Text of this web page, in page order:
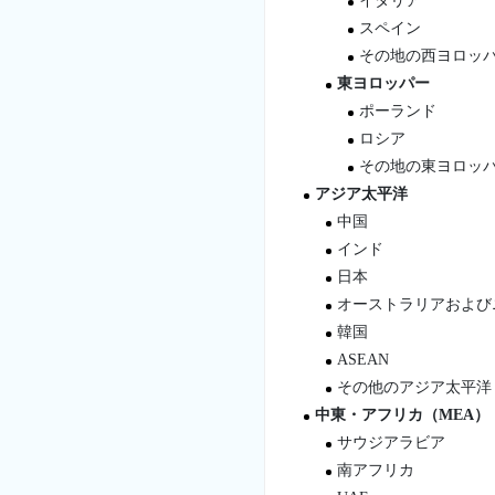
スペイン
その地の西ヨロッ
東ヨロッパー
ポーランド
ロシア
その地の東ヨロッ
アジア太平洋
中国
インド
日本
オーストラリアおよ
韓国
ASEAN
その他のアジア太平洋
中東・アフリカ（MEA）
サウジアラビア
南アフリカ